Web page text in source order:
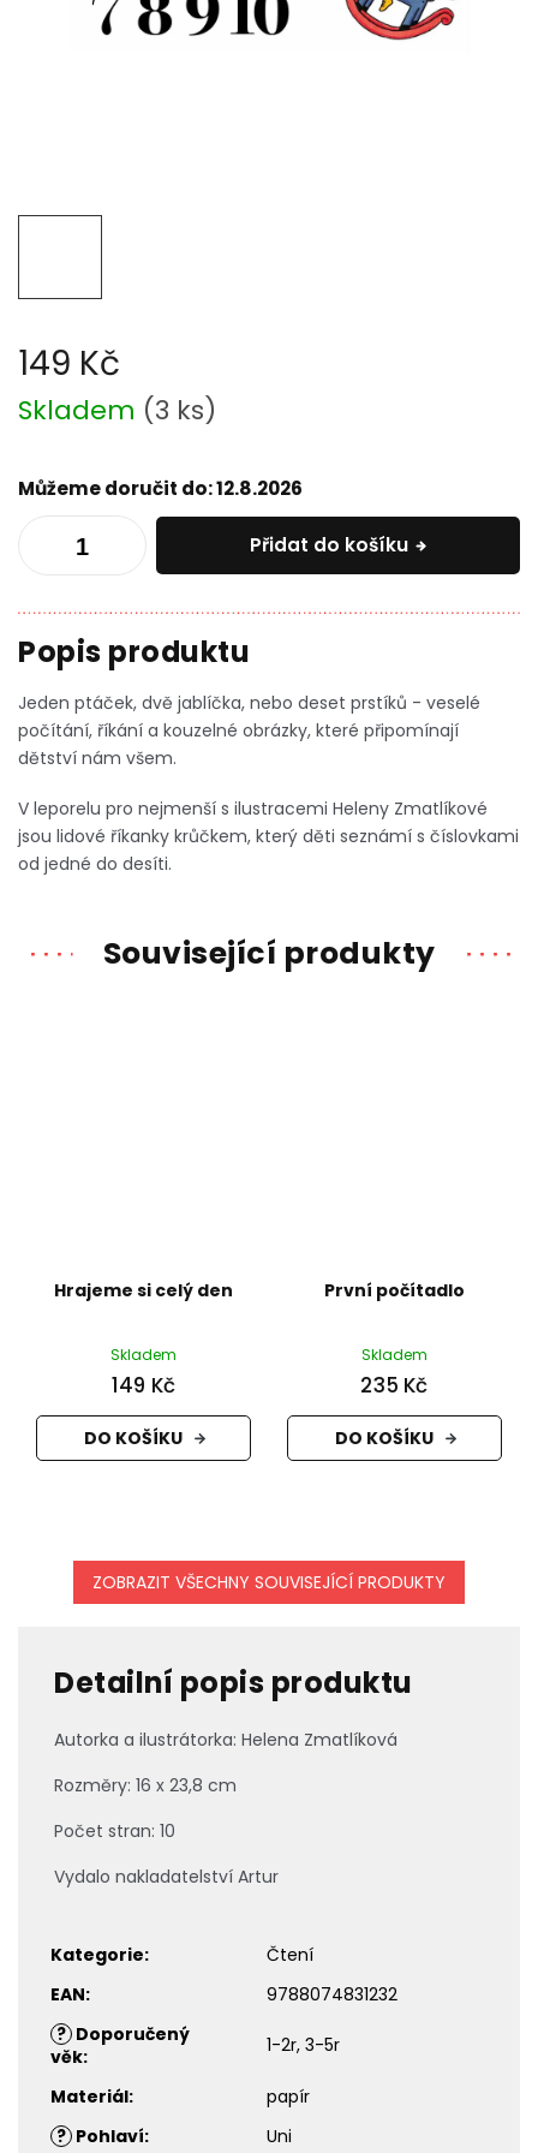
149 Kč
Měrná
cena:
Skladem (3 ks)
Můžeme doručit do:12.8.2026
Přidat do košíku
Jeden ptáček, dvě jablíčka, nebo deset prstíků - veselé
počítání, říkání a kouzelné obrázky, které připomínají
dětství nám všem.
V leporelu pro nejmenší s ilustracemi Heleny Zmatlíkové
jsou lidové říkanky krůčkem, který děti seznámí s číslovkami
od jedné do desíti.
Související produkty
Hrajeme si celý den
Skladem
149 Kč
DO KOŠÍKU
První počítadlo
Skladem
235 Kč
DO KOŠÍKU
ZOBRAZIT VŠECHNY SOUVISEJÍCÍ PRODUKTY
Detailní popis produktu
Autorka a ilustrátorka: Helena Zmatlíková
Rozměry: 16 x 23,8 cm
Počet stran: 10
Vydalo nakladatelství Artur
Kategorie:
Čtení
EAN:
9788074831232
? Doporučený
věk: 1-2r, 3-5r
Materiál:
papír
? Pohlaví:
Uni